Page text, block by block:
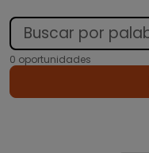
0 oportunidades